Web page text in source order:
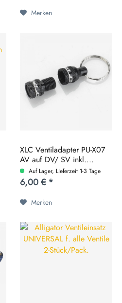
Merken
XLC Ventiladapter PU-X07
AV auf DV/ SV inkl....
Auf Lager, Lieferzeit 1-3 Tage
6,00 € *
Merken